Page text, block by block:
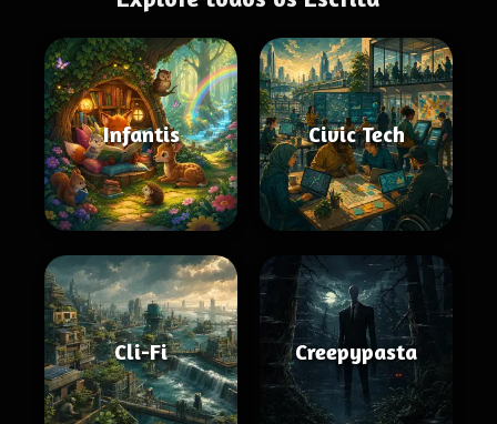
Infantis Civic Tech
Cli-Fi Creepypasta